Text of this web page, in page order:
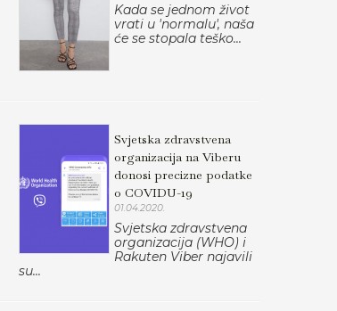
Kada se jednom život
vrati u 'normalu', naša
će se stopala teško...
Svjetska zdravstvena
organizacija na Viberu
donosi precizne podatke
o COVIDU-19
01.04.2020.
Svjetska zdravstvena
organizacija (WHO) i
Rakuten Viber najavili
su...